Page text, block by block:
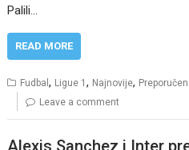
Palili…
READ MORE
Fudbal, Ligue 1, Najnovije,
Leave a comment
Alexis Sanchez i Inter